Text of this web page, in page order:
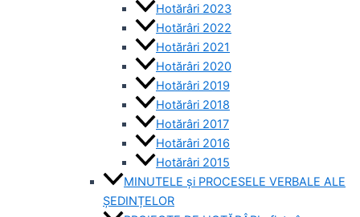
Hotărâri 2023
Hotărâri 2022
Hotărâri 2021
Hotărâri 2020
Hotărâri 2019
Hotărâri 2018
Hotărâri 2017
Hotărâri 2016
Hotărâri 2015
MINUTELE și PROCESELE VERBALE ALE
ȘEDINȚELOR